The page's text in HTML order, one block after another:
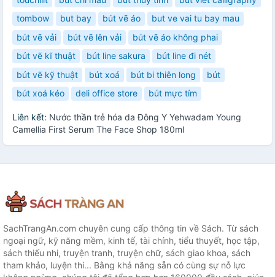
tombow
but bay bút vẽ áo
but ve vai tu bay mau
bút vẽ vải
bút vẽ lên vải
bút vẽ áo không phai
bút vẽ kĩ thuật
bút line sakura
bút line đi nét
bút vẽ kỹ thuật
bút xoá bút bi thiên long
bút
bút xoá kéo
deli office store bút mực tím
Liên kết: Nước thần trẻ hóa da Đông Y Yehwadam Young
Camellia First Serum The Face Shop 180ml
SachTrangAn.com chuyên cung cấp thông tin về Sách. Từ sách
ngoại ngữ, kỹ năng mềm, kinh tế, tài chính, tiểu thuyết, học tập,
sách thiếu nhi, truyện tranh, truyện chữ, sách giao khoa, sách
tham khảo, luyện thi... Bằng khả năng sẵn có cùng sự nỗ lực